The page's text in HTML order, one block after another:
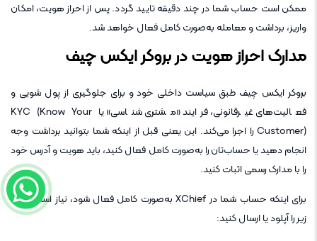
ممکن است حساب شما در چند دقیقه تایید گردد. پس از احراز هویت، امکان
واریز، برداشت و معامله به‌صورت کامل فعال خواهد شد.
مدارک احراز هویت در بروکر ایکس چیف
بروکر ایکس چیف طبق سیاست داخلی خود و برای جلوگیری از پول شویی و
فعالیت‌های غیرقانونی، فرایند «مشتری شناسی» یا KYC (Know Your
Customer) را اجرا می‌کند. این یعنی قبل از اینکه شما بتوانید برداشت وجه
انجام دهید یا حساب‌تان را به‌صورت کامل فعال کنید، باید هویت و آدرس خود
را با مدارک رسمی اثبات کنید.
برای اینکه حساب شما در XChief به‌صورت کامل فعال شود، نیاز است موارد
زیر را آپلود یا ارسال کنید: